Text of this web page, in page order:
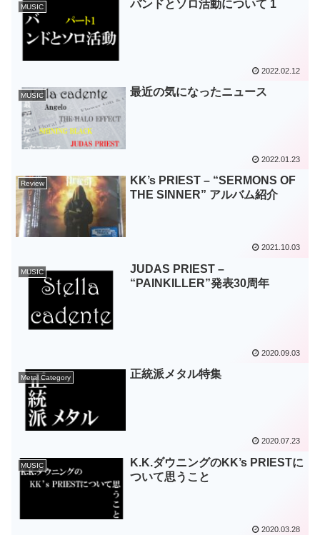
MUSIC バンドとソロ活動について 1
2022.02.12
MUSIC 最近の気になったニュース
2022.01.23
Review
KK’s PRIEST – “SERMONS OF
THE SINNER” アルバム紹介
2021.10.03
MUSIC
JUDAS PRIEST –
“PAINKILLER”発表30周年
2020.09.03
Metal Category 正統派メタル特集
2020.07.23
MUSIC
K.K.ダウニングのKK’s PRIESTに
ついて思うこと
2020.03.28